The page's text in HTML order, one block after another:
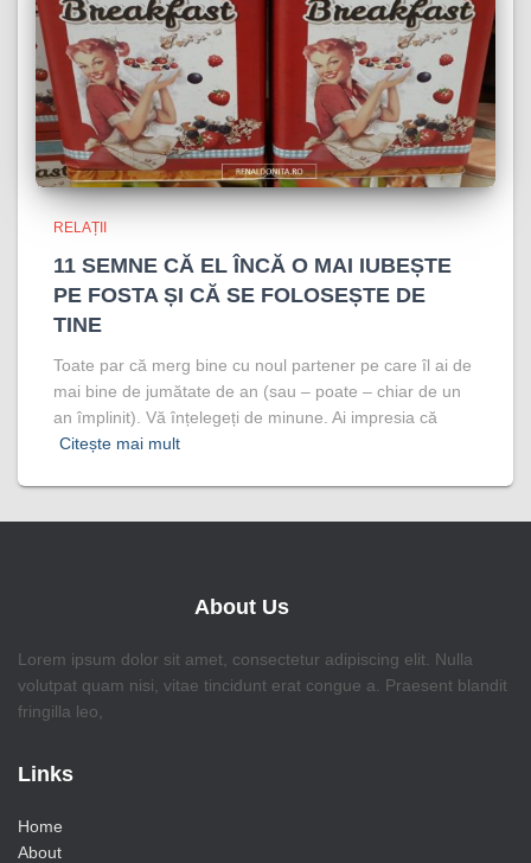
RELAȚII
11 SEMNE CĂ EL ÎNCĂ O MAI IUBEȘTE
PE FOSTA ȘI CĂ SE FOLOSEȘTE DE
TINE
Toate par că merg bine cu noul partener pe care îl ai de
mai bine de jumătate de an (sau – poate – chiar de un
an împlinit). Vă înțelegeți de minune. Ai impresia că
Citește mai mult
Lorem ipsum dolor sit amet, consectetur adipiscing elit. Nulla
volutpat quam nisi, vitae tincidunt erat congue a. Praesent blandit
fringilla leo,
Links
Home
About